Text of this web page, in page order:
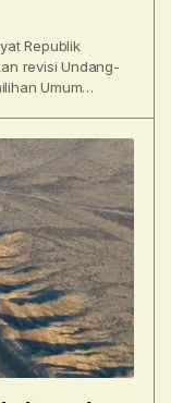
Republik
revisi Undang-
Umum